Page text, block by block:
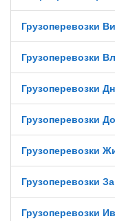
Грузоперевозки
Грузоперевозки
Грузоперевозки
Грузоперевозки
Грузоперевозки
Грузоперевозки
Грузоперевозки